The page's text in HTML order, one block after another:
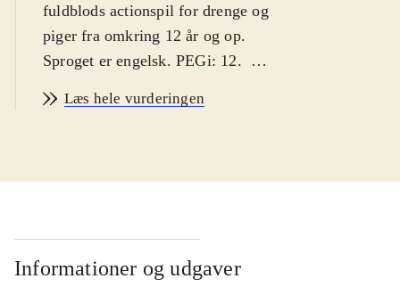
fuldblods actionspil for drenge og
piger fra omkring 12 år og op.
Sproget er engelsk. PEGi: 12.
warriors" spil skal spilleren i
fraktion og en kinesisk heltefigur og
hvor tusinder af soldater bekæmper
hinanden. Slagene kan tage ret lang
tid, mens spilleren slår og hakker sig
Læs hele vurderingen
Informationer og udgaver